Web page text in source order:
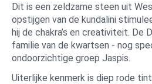
Dit is een zeldzame steen uit
opstijgen van de kundalini
hij de chakra’s en creativiteit. De
familie van de kwartsen - nog
ondoorzichtige groep Jaspis.
Uiterlijke kenmerk is diep rode